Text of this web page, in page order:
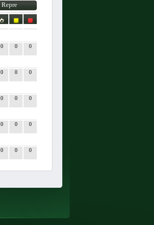
Repre
0 0 0
0 0 0
0 0 0
0 0 0
0 0 0